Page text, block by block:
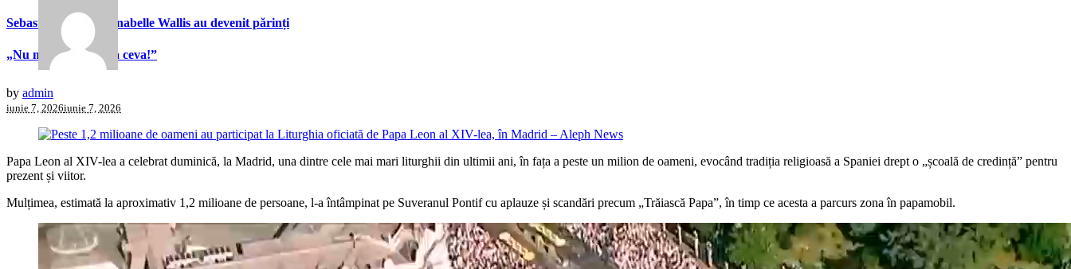
Sebastian Stan și Annabelle Wallis au devenit părinți
„Nu mă întrebați așa ceva!”
by admin
iunie 7, 2026iunie 7, 2026
Papa Leon al XIV-lea a celebrat duminică, la Madrid, una dintre cele mai mari liturghii din ultimii ani, în fața a peste un milion de oameni, evocând tradiția religioasă a Spaniei drept o „școală de credință” pentru
prezent și viitor.
Mulțimea, estimată la aproximativ 1,2 milioane de persoane, l-a întâmpinat pe Suveranul Pontif cu aplauze și scandări precum „Trăiască Papa”, în timp ce acesta a parcurs zona în papamobil.